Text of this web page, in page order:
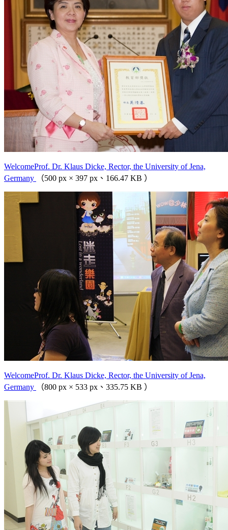
WelcomeProf. Dr. Klaus Dicke, Rector, the University of Jena,
Germany
（500 px × 397 px、166.47 KB ）
WelcomeProf. Dr. Klaus Dicke, Rector, the University of Jena,
Germany
（800 px × 533 px、335.75 KB ）